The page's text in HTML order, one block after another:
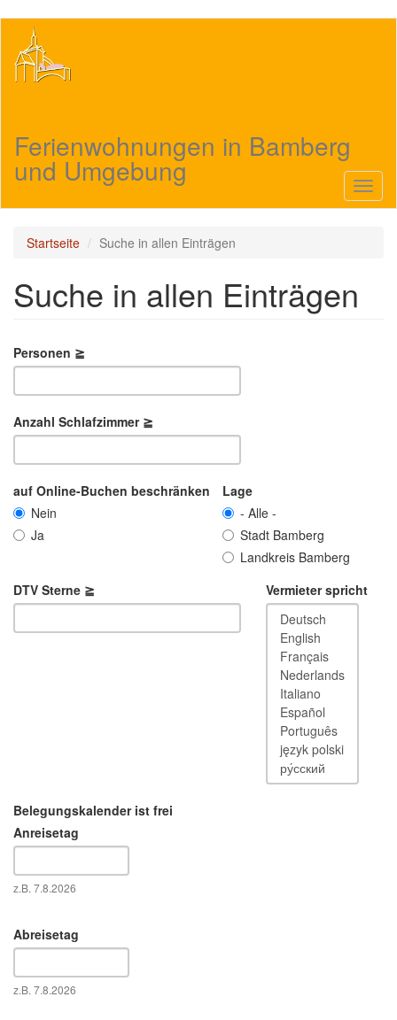
Inhalt
Ferienwohnungen in Bamberg
und Umgebung
Startseite Suche in allen Einträgen
Suche in allen Einträgen
Personen ≧
Anzahl Schlafzimmer ≧
auf Online-Buchen beschränken
Nein
Ja
Lage
- Alle -
Stadt Bamberg
Landkreis Bamberg
DTV Sterne ≧
Vermieter spricht
Belegungskalender ist frei
Anreisetag
Datum
z.B. 7.8.2026
Abreisetag
Datum
z.B. 7.8.2026